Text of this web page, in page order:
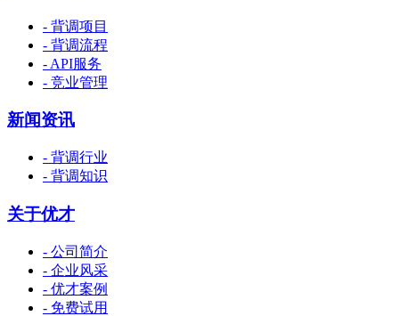
- 背调项目
- 背调流程
- API服务
- 竞业管理
新闻资讯
- 背调行业
- 背调知识
关于优才
- 公司简介
- 企业风采
- 优才案例
- 免费试用